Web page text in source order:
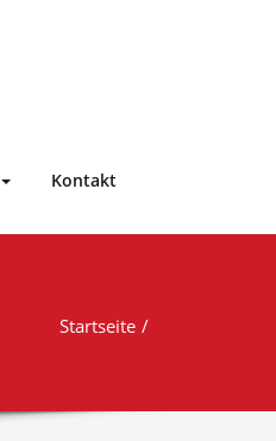
Kontakt
Startseite